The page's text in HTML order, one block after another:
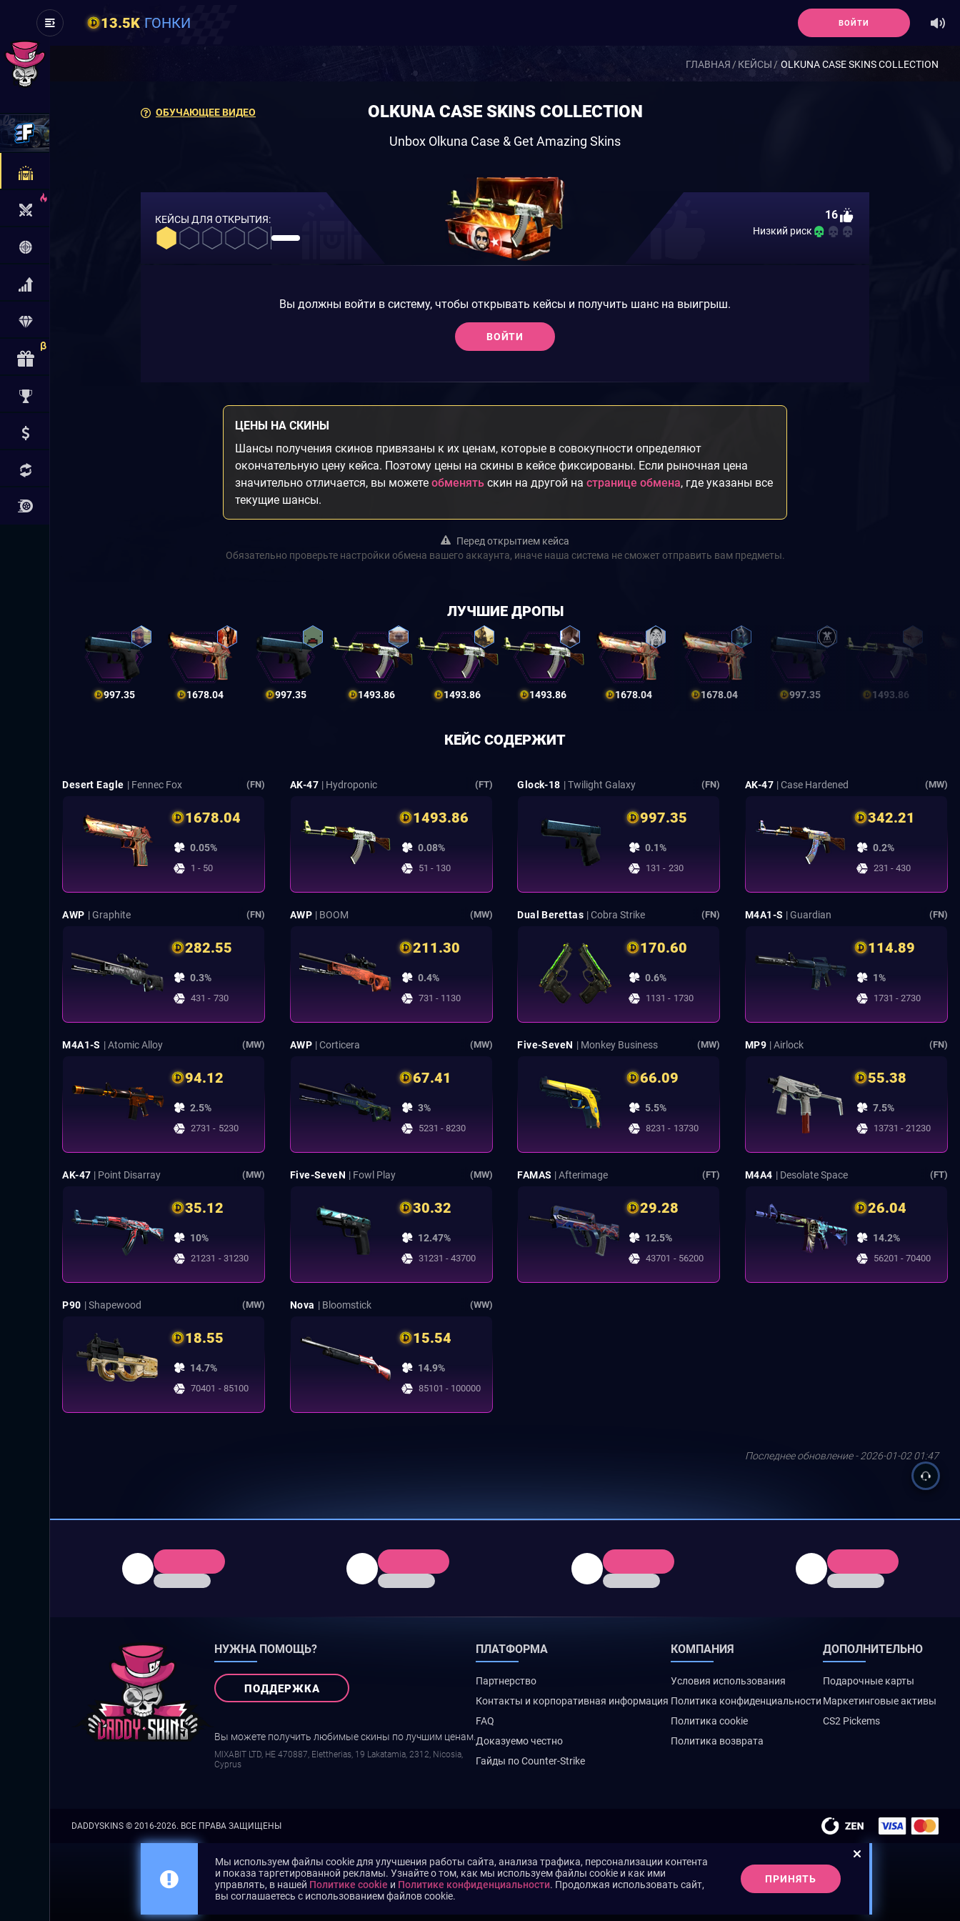
13.5K ГОНКИ ВОЙТИ
ГЛАВНАЯ КЕЙСЫ OLKUNA CASE SKINS COLLECTION
ОБУЧАЮЩЕЕ ВИДЕО OLKUNA CASE SKINS COLLECTION
Unbox Olkuna Case & Get Amazing Skins
КЕЙСЫ ДЛЯ ОТКРЫТИЯ: 16
Низкий риск
Вы должны войти в систему, чтобы открывать кейсы и получить шанс на выигрыш.
ВОЙТИ
ЦЕНЫ НА СКИНЫ
Шансы получения скинов привязаны к их ценам, которые в совокупности определяют
окончательную цену кейса. Поэтому цены на скины в кейсе фиксированы. Если рыночная цена
значительно отличается, вы можете обменять скин на другой на странице обмена, где указаны все
текущие шансы.
Перед открытием кейса
Обязательно проверьте настройки обмена вашего аккаунта, иначе наша система не сможет отправить вам предметы.
ЛУЧШИЕ ДРОПЫ
997.35 1678.04 997.35 1493.86 1493.86 1493.86 1678.04 1678.04 997.35 1493.86
КЕЙС СОДЕРЖИТ
Desert Eagle | Fennec Fox (FN)
1678.04
0.05%
1 - 50
AK-47 | Hydroponic (FT)
1493.86
0.08%
51 - 130
Glock-18 | Twilight Galaxy (FN)
997.35
0.1%
131 - 230
AK-47 | Case Hardened (MW)
342.21
0.2%
231 - 430
AWP | Graphite (FN)
282.55
0.3%
431 - 730
AWP | BOOM (MW)
211.30
0.4%
731 - 1130
Dual Berettas | Cobra Strike (FN)
170.60
0.6%
1131 - 1730
M4A1-S | Guardian (FN)
114.89
1%
1731 - 2730
M4A1-S | Atomic Alloy (MW)
94.12
2.5%
2731 - 5230
AWP | Corticera (MW)
67.41
3%
5231 - 8230
Five-SeveN | Monkey Business (MW)
66.09
5.5%
8231 - 13730
MP9 | Airlock (FN)
55.38
7.5%
13731 - 21230
AK-47 | Point Disarray (MW)
35.12
10%
21231 - 31230
Five-SeveN | Fowl Play (MW)
30.32
12.47%
31231 - 43700
FAMAS | Afterimage (FT)
29.28
12.5%
43701 - 56200
M4A4 | Desolate Space (FT)
26.04
14.2%
56201 - 70400
P90 | Shapewood (MW)
18.55
14.7%
70401 - 85100
Nova | Bloomstick (WW)
15.54
14.9%
85101 - 100000
Последнее обновление - 2026-01-02 01:47
НУЖНА ПОМОЩЬ?
ПОДДЕРЖКА
Вы можете получить любимые скины по лучшим ценам.
MIXABIT LTD, ΗΕ 470887, Elettherias, 19 Lakatamia, 2312, Nicosia,
Cyprus
ПЛАТФОРМА
Партнерство
Контакты и корпоративная информация
FAQ
Доказуемо честно
Гайды по Counter-Strike
КОМПАНИЯ
Условия использования
Политика конфиденциальности
Политика cookie
Политика возврата
ДОПОЛНИТЕЛЬНО
Подарочные карты
Маркетинговые активы
CS2 Pickems
DADDYSKINS © 2016-2026. ВСЕ ПРАВА ЗАЩИЩЕНЫ
Мы используем файлы cookie для улучшения работы сайта, анализа трафика, персонализации контента
и показа таргетированной рекламы. Узнайте о том, как мы используем файлы cookie и как ими
управлять, в нашей Политике cookie и Политике конфиденциальности. Продолжая использовать сайт,
вы соглашаетесь с использованием файлов cookie.
ПРИНЯТЬ